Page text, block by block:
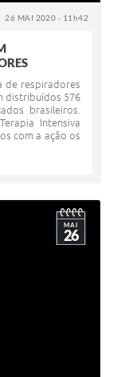
26 MAI 2020 - 11h42
de respiradores
distribuídos 576
brasileiros.
Intensiva
com a ação os
MAI
26